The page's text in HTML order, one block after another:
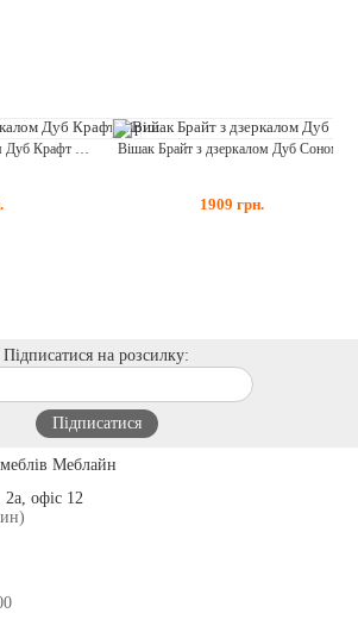
Вішак Брайт з дзеркалом Дуб Сонома
1909 грн.
Підписатися на розсилку:
Меблайн
2а, офіс 12